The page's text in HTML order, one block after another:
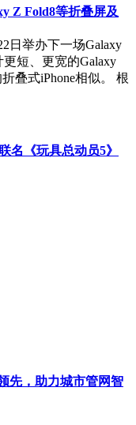
Z Fold8等折叠屏及
日举办下一场Galaxy
短、更宽的Galaxy
叠式iPhone相似。 根
名《玩具总动员5》
先，助力城市管网智